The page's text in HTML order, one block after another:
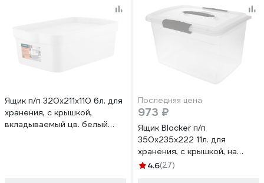
Ящик п/п 320х211х110 6л. для
хранения, с крышкой,
вкладываемый цв. белый
Последняя цена
973 ₽
Ящик Blocker п/п
350х235х222 11л. для
хранения, с крышкой, на
клипсах, с ручкой цв.
4.6(27)